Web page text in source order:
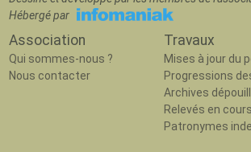
Hébergé par
Association
Qui sommes-nous ?
Nous contacter
Travaux
Mises à jour du
Progressions
Archives
Relevés en cours
Patronymes